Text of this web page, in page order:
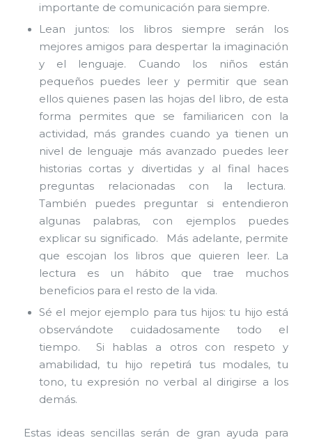
importante de comunicación para siempre.
Lean juntos: los libros siempre serán los
mejores amigos para despertar la imaginación
y el lenguaje. Cuando los niños están
pequeños puedes leer y permitir que sean
ellos quienes pasen las hojas del libro, de esta
forma permites que se familiaricen con la
actividad, más grandes cuando ya tienen un
nivel de lenguaje más avanzado puedes leer
historias cortas y divertidas y al final haces
preguntas relacionadas con la lectura.
También puedes preguntar si entendieron
algunas palabras, con ejemplos puedes
explicar su significado. Más adelante, permite
que escojan los libros que quieren leer. La
lectura es un hábito que trae muchos
beneficios para el resto de la vida.
Sé el mejor ejemplo para tus hijos: tu hijo está
observándote cuidadosamente todo el
tiempo. Si hablas a otros con respeto y
amabilidad, tu hijo repetirá tus modales, tu
tono, tu expresión no verbal al dirigirse a los
demás.
Estas ideas sencillas serán de gran ayuda para